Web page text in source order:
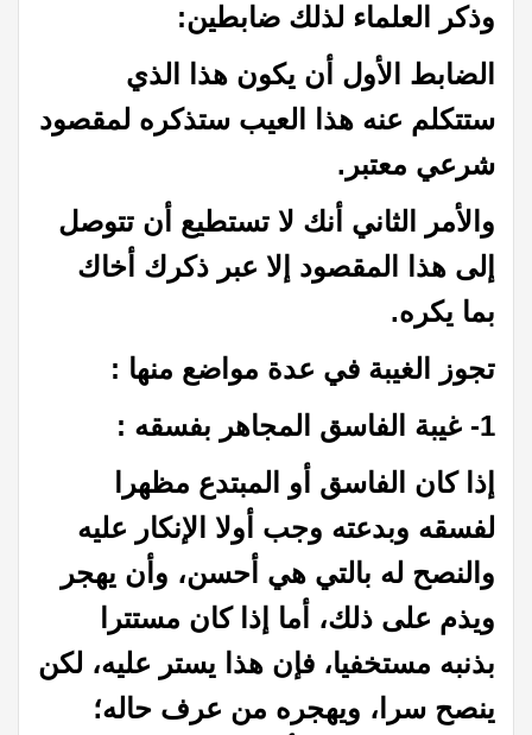
وذكر العلماء لذلك ضابطين:
الضابط الأول أن يكون هذا الذي
ستتكلم عنه هذا العيب ستذكره لمقصود
شرعي معتبر.
والأمر الثاني أنك لا تستطيع أن تتوصل
إلى هذا المقصود إلا عبر ذكرك أخاك
بما يكره.
تجوز الغيبة في عدة مواضع منها :
1- غيبة الفاسق المجاهر بفسقه :
إذا كان الفاسق أو المبتدع مظهرا
لفسقه وبدعته وجب أولا الإنكار عليه
والنصح له بالتي هي أحسن، وأن يهجر
ويذم على ذلك، أما إذا كان مستترا
بذنبه مستخفيا، فإن هذا يستر عليه، لكن
ينصح سرا، ويهجره من عرف حاله؛